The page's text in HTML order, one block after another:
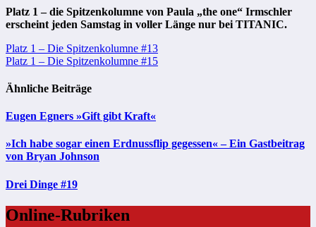
Platz 1 – die Spitzenkolumne von Paula „the one“ Irmschler
erscheint jeden Samstag in voller Länge nur bei TITANIC.
Beitragsnavigation
Platz 1 – Die Spitzenkolumne #13
Platz 1 – Die Spitzenkolumne #15
Ähnliche Beiträge
Eugen Egners »Gift gibt Kraft«
»Ich habe sogar einen Erdnussflip gegessen« – Ein Gastbeitrag
von Bryan Johnson
Drei Dinge #19
Online-Rubriken